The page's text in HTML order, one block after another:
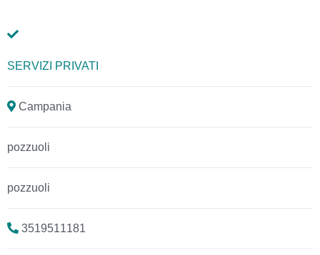
SERVIZI PRIVATI
Campania
pozzuoli
pozzuoli
3519511181